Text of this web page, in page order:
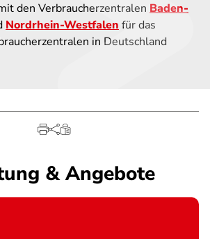
den Verbraucherzentralen Baden-
Nordrhein-Westfalen für das
in Deutschland
& Angebote